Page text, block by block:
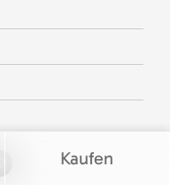
Kaufen